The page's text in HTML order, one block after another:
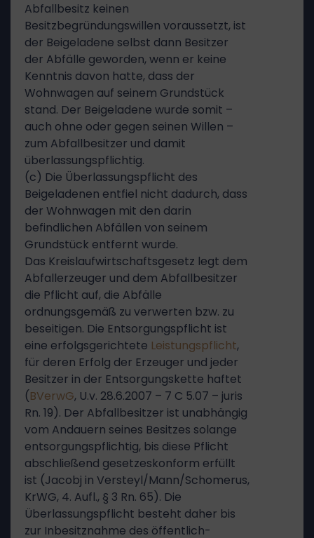
Abfallbesitz keinen
Besitzbegründungswillen voraussetzt, ist
der Beigeladene selbst dann Besitzer
der Abfälle geworden, wenn er keine
Kenntnis davon hatte, dass der
Wohnwagen auf seinem Grundstück
stand. Der Beigeladene wurde somit –
auch ohne oder gegen seinen Willen –
zum Abfallbesitzer und damit
überlassungspflichtig.
(c) Die Überlassungspflicht des
Beigeladenen entfiel nicht dadurch, dass
der Wohnwagen mit den darin
befindlichen Abfällen von seinem
Grundstück entfernt wurde.
Das Kreislaufwirtschaftsgesetz legt dem
Abfallerzeuger und dem Abfallbesitzer
die Pflicht auf, die Abfälle
ordnungsgemäß zu verwerten bzw. zu
beseitigen. Die Entsorgungspflicht ist
eine erfolgsgerichtete Leistungspflicht,
für deren Erfolg der Erzeuger und jeder
Besitzer in der Entsorgungskette haftet
(BVerwG, U.v. 28.6.2007 – 7 C 5.07 – juris
Rn. 19). Der Abfallbesitzer ist unabhängig
vom Andauern seines Besitzes solange
entsorgungspflichtig, bis diese Pflicht
abschließend gesetzeskonform erfüllt
ist (Jacobj in Versteyl/Mann/Schomerus,
KrWG, 4. Aufl., § 3 Rn. 65). Die
Überlassungspflicht besteht daher bis
zur Inbesitznahme des öffentlich-